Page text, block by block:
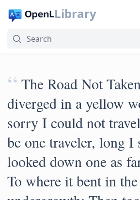
Library
“ The Road Not
diverged in a yellow
sorry I could not
be one traveler, long I
looked down one as
To where it bent in the